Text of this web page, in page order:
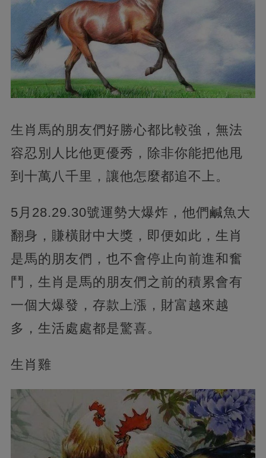
生肖馬的朋友們好勝心都比較強，無法
容忍別人比他更優秀，除非你能把他甩
到十萬八千里，讓他怎麼都追不上。
5月28.29.30號運勢大爆炸，他們鹹魚大
翻身，賺橫財中大獎，即便如此，生肖
是馬的朋友們，也不會停止向前進和奮
鬥，生肖是馬的朋友們之前的積累會有
一個大爆發，存款上漲，財富越來越
多，生活處處都是驚喜。
生肖雞